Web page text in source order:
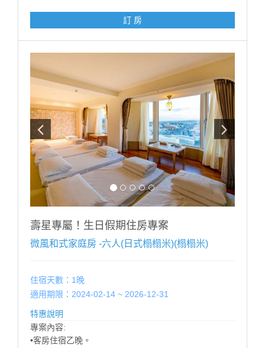
注意事項:
1.此專案限當月壽星方得使用，需於辦理入住時出示有
效證件，以國曆生日為認定標準，如無當月壽星入住則
依現場價補足佈置差額$1200元。
2.本案需至少提早5天前訂房，符合優惠之壽星每日限訂
1房，恕不得與其他優惠同時合併使用。
3.飯店保留取消與修改專案內容之權利。
------------------------------------------------
■每房每晚加人加價:【加人加價說明】 (加價含:早餐設
施無加床)
■未滿 4 歲；不佔床免費招待至多2位
■滿 4 歲 ∼ 未滿 12 歲；每位每晚加收 $500。
■12歲以上；每位每晚加收 $1000。
※ 增加床墊帳篷（2選1）含寢具（須依現場房況）每個
每晚加收$500。
※ 如超出房型住宿人數，請提前告知，並依現場規定加
收加人費用。
100CM以下 酌收清潔費$50 嬰幼兒：80cm以下免費
訂 房
壽星專屬！生日假期住房專案
微風和式家庭房 -六人(日式榻榻米)(榻榻米)
住宿天數：1晚
適用期限：2024-02-14 ~ 2026-12-31
特惠說明
專案內容:
•客房住宿乙晚。